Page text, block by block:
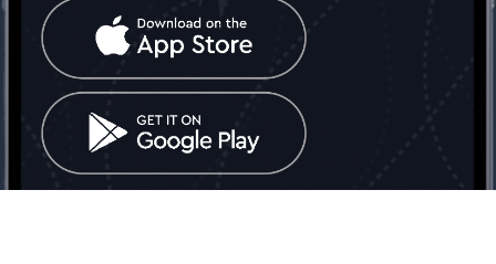
Часто задаваемые
вопросы
Контакт
Грузия: Тбилиси
Телефон: +442030340050
Email:info@mobinex.com
Социальные сети